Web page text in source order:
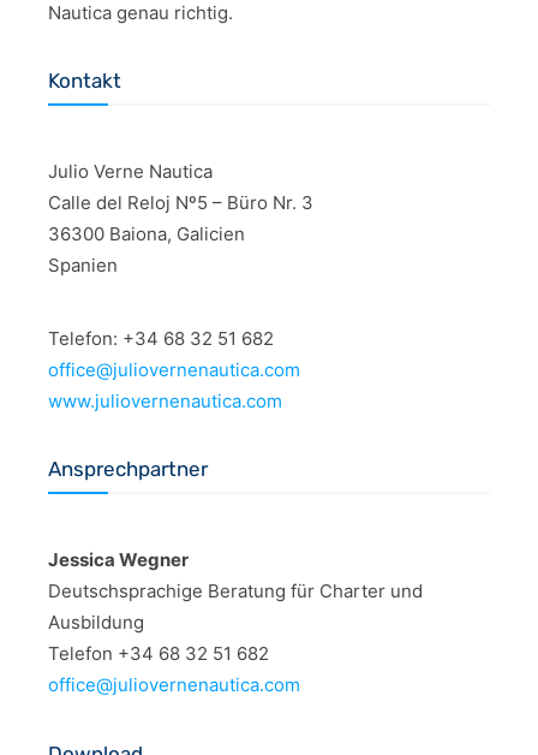
Nautica genau richtig.
Kontakt
Julio Verne Nautica
Calle del Reloj Nº5 – Büro Nr. 3
36300 Baiona, Galicien
Spanien
Telefon: +34 68 32 51 682
office@juliovernenautica.com
www.juliovernenautica.com
Ansprechpartner
Jessica Wegner
Deutschsprachige Beratung für Charter und
Ausbildung
Telefon +34 68 32 51 682
office@juliovernenautica.com